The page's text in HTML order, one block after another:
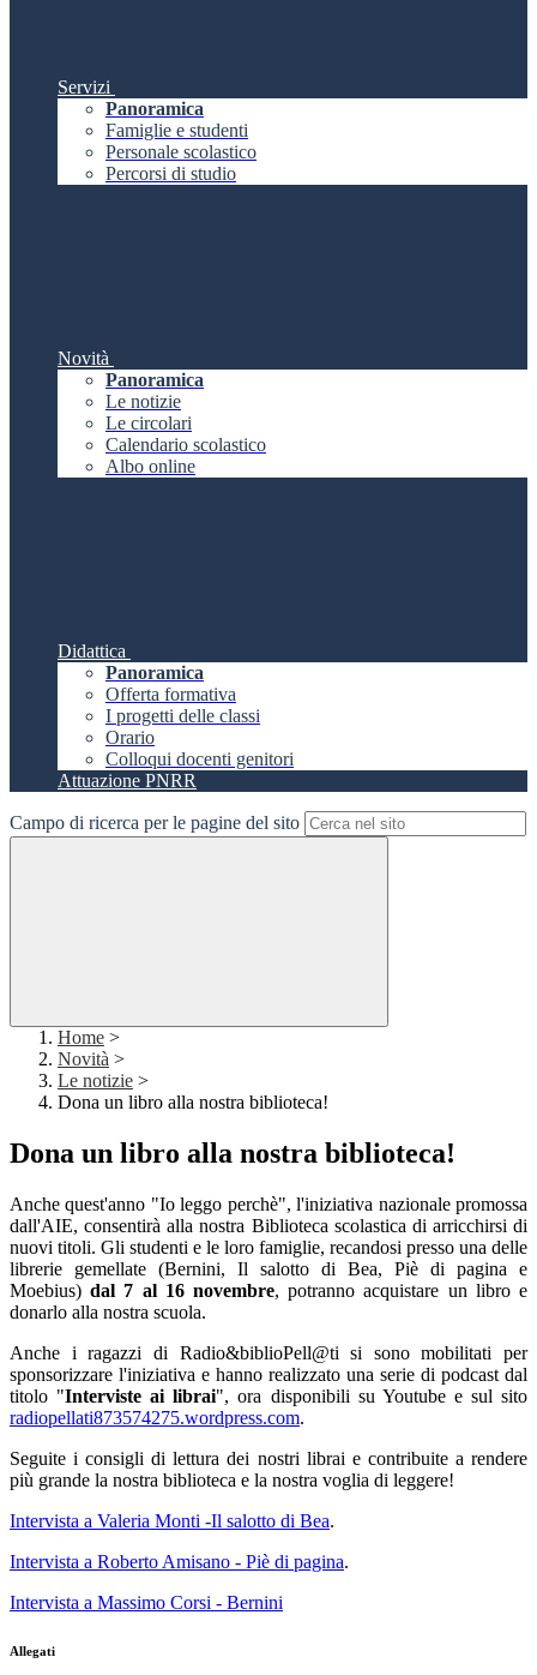
Servizi
Panoramica
Famiglie e studenti
Personale scolastico
Percorsi di studio
Novità
Panoramica
Le notizie
Le circolari
Calendario scolastico
Albo online
Didattica
Panoramica
Offerta formativa
I progetti delle classi
Orario
Colloqui docenti genitori
Attuazione PNRR
Campo di ricerca per le pagine del sito
Home >
Novità >
Le notizie >
Dona un libro alla nostra biblioteca!
Dona un libro alla nostra biblioteca!
Anche quest'anno "Io leggo perchè", l'iniziativa nazionale promossa
dall'AIE, consentirà alla nostra Biblioteca scolastica di arricchirsi di
nuovi titoli. Gli studenti e le loro famiglie, recandosi presso una delle
librerie gemellate (Bernini, Il salotto di Bea, Piè di pagina e
Moebius)dal 7 al 16 novembre, potranno acquistare un libro e
donarlo alla nostra scuola.
Anche i ragazzi di Radio&biblioPell@ti si sono mobilitati per
sponsorizzare l'iniziativa e hanno realizzato una serie di podcast dal
titolo "Interviste ai librai", ora disponibili su Youtube e sul sito
radiopellati873574275.wordpress.com.
Seguite i consigli di lettura dei nostri librai e contribuite a rendere
più grande la nostra biblioteca e la nostra voglia di leggere!
Intervista a Valeria Monti -Il salotto di Bea.
Intervista a Roberto Amisano - Piè di pagina.
Intervista a Massimo Corsi - Bernini
Allegati